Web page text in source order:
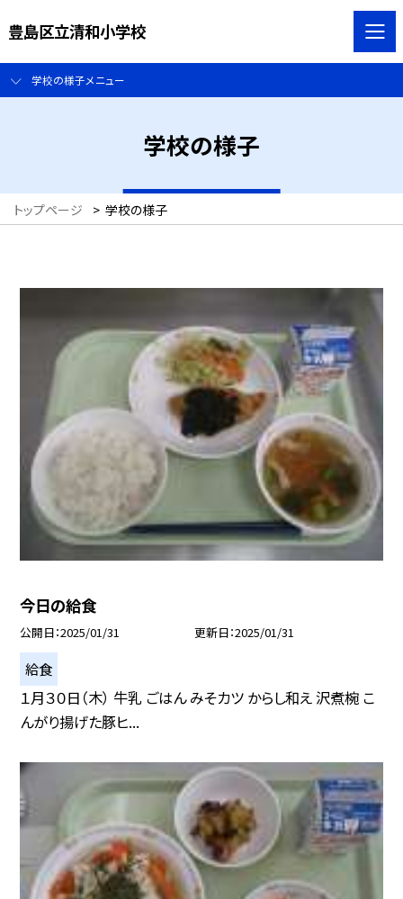
豊島区立清和小学校
学校の様子メニュー
学校の様子
トップページ > 学校の様子
今日の給食
公開日 2025/01/31 更新日 2025/01/31
給食
１月３０日（木） 牛乳 ごはん みそカツ からし和え 沢煮椀 こ
んがり揚げた豚ヒ...